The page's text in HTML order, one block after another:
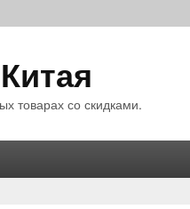
товарах со скидками.